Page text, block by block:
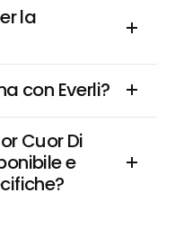
la
con Everli?
Cuor Di
e